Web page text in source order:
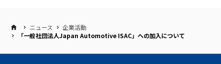
ニュース
企業活動
「一般社団法人Japan Automotive ISAC」への加入について